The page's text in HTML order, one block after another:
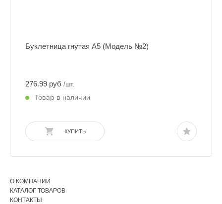
Буклетница гнутая А5 (Модель №2)
276.99 руб /шт.
Товар в наличии
КУПИТЬ
О КОМПАНИИ
КАТАЛОГ ТОВАРОВ
КОНТАКТЫ